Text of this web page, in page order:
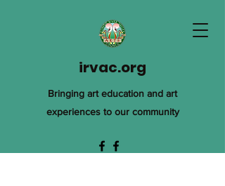
irvac.org
Bringing art education and art
experiences to our community